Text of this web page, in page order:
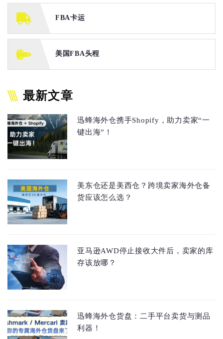
FBA卡运
美国FBA头程
最新文章
迅蜂海外仓携手Shopify，助力卖家“一
键出海”！
美东仓还是美西仓？跨境卖家海外仓备
货应该怎么选？
亚马逊AWD停止接收大件后，卖家的库
存该放哪？
迅蜂海外仓货盘：二手平台卖货与测品
利器！